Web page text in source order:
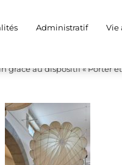
Administratif Vie
3ème
de la résistance à
au dispositif « Porter